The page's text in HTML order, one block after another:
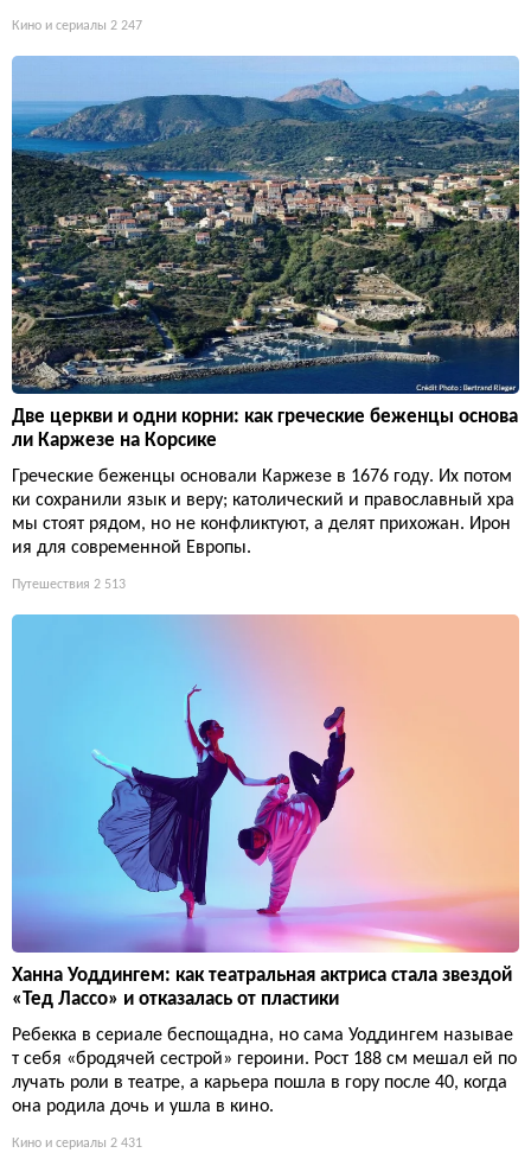
Кино и сериалы 2 247
Две церкви и одни корни: как греческие беженцы основа
ли Каржезе на Корсике
Греческие беженцы основали Каржезе в 1676 году. Их потом
ки сохранили язык и веру; католический и православный хра
мы стоят рядом, но не конфликтуют, а делят прихожан. Ирон
ия для современной Европы.
Путешествия 2 513
Ханна Уоддингем: как театральная актриса стала звездой
«Тед Лассо» и отказалась от пластики
Ребекка в сериале беспощадна, но сама Уоддингем называе
т себя «бродячей сестрой» героини. Рост 188 см мешал ей по
лучать роли в театре, а карьера пошла в гору после 40, когда
она родила дочь и ушла в кино.
Кино и сериалы 2 431